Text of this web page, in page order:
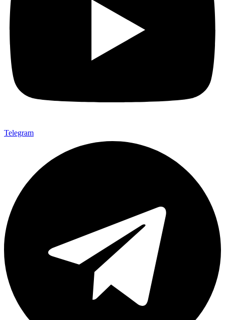
Telegram